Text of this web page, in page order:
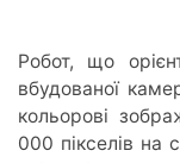
Робот, що
вбудованої
кольорові
000 пікселів на